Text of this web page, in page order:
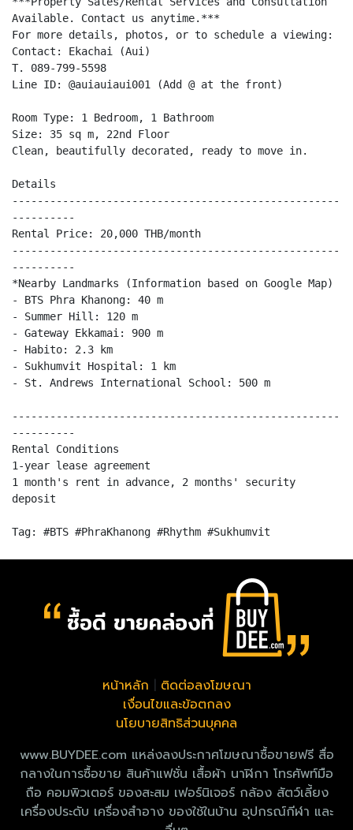
Available. Contact us anytime.***
For more details, photos, or to schedule a viewing:
Contact: Ekachai (Aui)
T. 089-799-5598
Line ID: @auiauiaui001 (Add @ at the front)
Room Type: 1 Bedroom, 1 Bathroom
Size: 35 sq m, 22nd Floor
Clean, beautifully decorated, ready to move in.
Details
----------------------------------------------------
----------
Rental Price: 20,000 THB/month
----------------------------------------------------
----------
*Nearby Landmarks (Information based on Google Map)
- BTS Phra Khanong: 40 m
- Summer Hill: 120 m
- Gateway Ekkamai: 900 m
- Habito: 2.3 km
- Sukhumvit Hospital: 1 km
- St. Andrews International School: 500 m
----------------------------------------------------
----------
Rental Conditions
1-year lease agreement
1 month's rent in advance, 2 months' security
deposit
หน้าหลัก
ติดต่อลงโฆษณา
เงื่อนไขและข้อตกลง
นโยบายสิทธิส่วนบุคคล
www.BUYDEE.com แหล่งลงประกาศโฆษณาซื้อขายฟรี สื่อ
กลางในการซื้อขาย สินค้าแฟชั่น เสื้อผ้า นาฬิกา โทรศัพท์มือ
ถือ คอมพิวเตอร์ ของสะสม เฟอร์นิเจอร์ กล้อง สัตว์เลี้ยง
เครื่องประดับ เครื่องสำอาง ของใช้ในบ้าน อุปกรณ์กีฬา และ